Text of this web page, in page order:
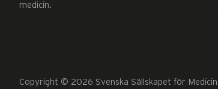
medicin.
Copyright © 2026 Svenska Sällskapet för